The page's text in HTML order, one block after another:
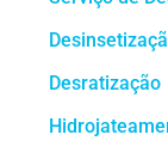
Desratização